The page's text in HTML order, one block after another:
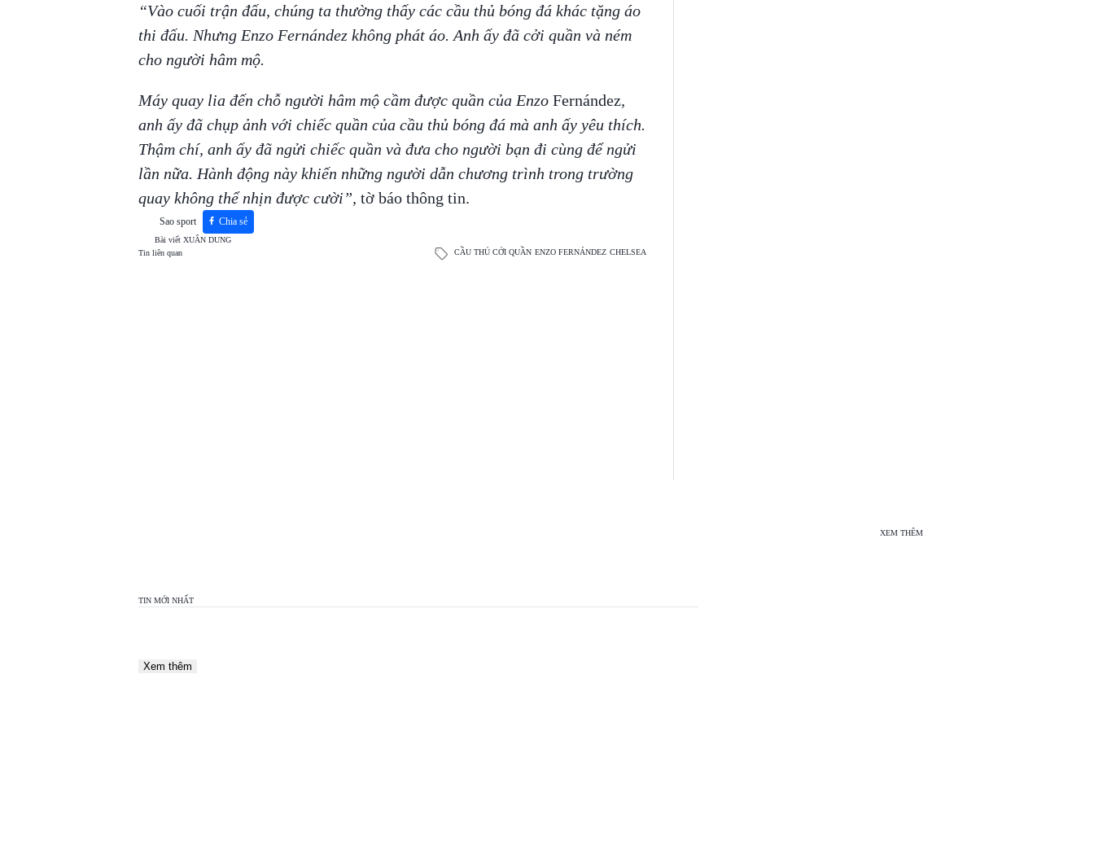
“Vào cuối trận đấu, chúng ta thường thấy các cầu thủ bóng đá khác tặng áo
thi đấu. Nhưng Enzo Fernández không phát áo. Anh ấy đã cởi quần và ném
cho người hâm mộ.
Máy quay lia đến chỗ người hâm mộ cầm được quần của Enzo Fernández,
anh ấy đã chụp ảnh với chiếc quần của cầu thủ bóng đá mà anh ấy yêu thích.
Thậm chí, anh ấy đã ngửi chiếc quần và đưa cho người bạn đi cùng để ngửi
lần nữa. Hành động này khiến những người dẫn chương trình trong trường
quay không thể nhịn được cười”, tờ báo thông tin.
Sao sport Chia sẻ
Bài viết XUÂN DUNG
Tin liên quan
CẦU THỦ CỞI QUẦN ENZO FERNÁNDEZ CHELSEA
XEM THÊM
TIN MỚI NHẤT
Xem thêm